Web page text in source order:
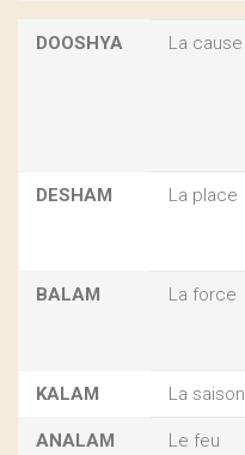
DOOSHYA La cause
DESHAM La place
BALAM La force
KALAM La saison
ANALAM Le feu